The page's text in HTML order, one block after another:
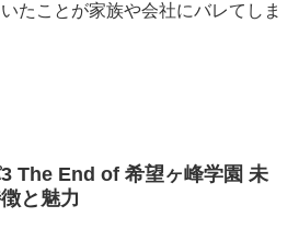
たことが家族や会社にバレてしま
3 The End of 希望ヶ峰学園 未
と魅力